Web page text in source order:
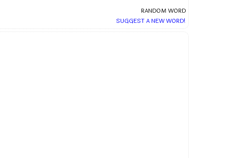
RANDOM WORD
SUGGEST A NEW WORD!